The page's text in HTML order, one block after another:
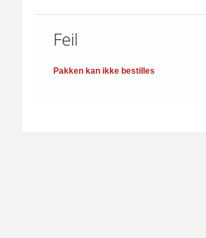
Feil
Pakken kan ikke bestilles